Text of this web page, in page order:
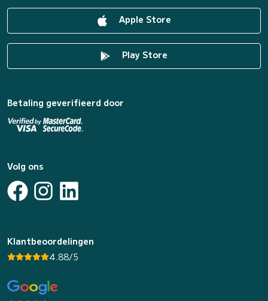
Apple Store
Play Store
Betaling geverifieerd door
Volg ons
Klantbeoordelingen
4.88/5